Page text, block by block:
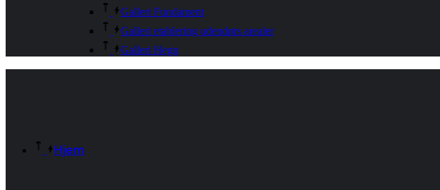
Galleri Fundament
Galleri etablering udendørs arealer
Galleri Hegn
Hjem